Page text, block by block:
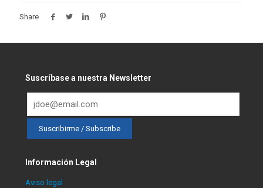
Share
Suscríbase a nuestra Newsletter
Información Legal
Aviso legal